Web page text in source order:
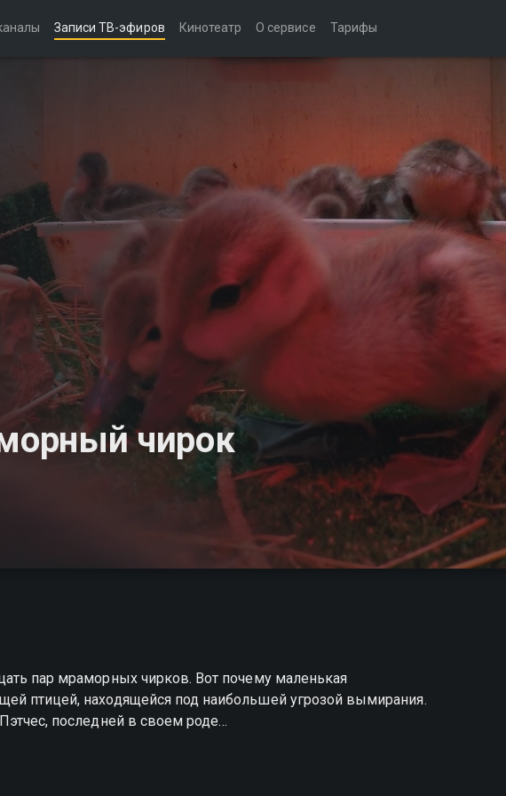
Записи ТВ-эфиров Кинотеатр О сервисе Тарифы
чирок
пар мраморных чирков. Вот почему маленькая
птицей, находящейся под наибольшей угрозой вымирания.
последней в своем роде…